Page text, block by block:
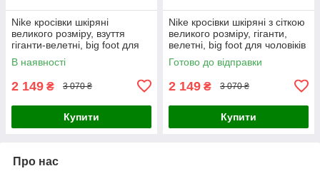
Nike кросівки шкіряні
великого розміру, взуття
гіганти-велетні, big foot для
чоловіків демісезонні 50 розм
В наявності
2 149 ₴ 3 070 ₴
Купити
Nike кросівки шкіряні з сіткою
великого розміру, гіганти,
велетні, big foot для чоловіків
літні 46 разм
Готово до відправки
2 149 ₴ 3 070 ₴
Купити
Про нас